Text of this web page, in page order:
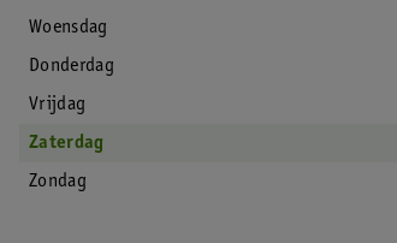
Woensdag
Donderdag
Vrijdag
Zaterdag
Zondag